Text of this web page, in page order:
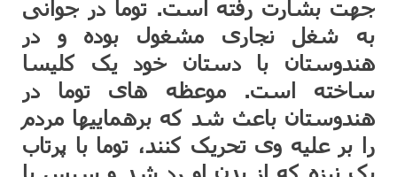
جهت بشارت رفته است. توما در جوانی
به شغل نجاری مشغول بوده و در
هندوستان با دستان خود یک کلیسا
ساخته است. موعظه های توما در
هندوستان باعث شد که برهماییها مردم
را بر علیه وی تحریک کنند، توما با پرتاب